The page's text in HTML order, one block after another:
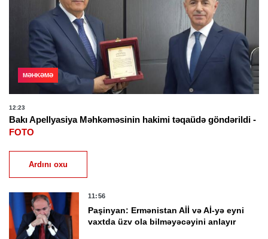
MƏHKƏMƏ
12:23
Bakı Apellyasiya Məhkəməsinin hakimi təqaüdə göndərildi -
FOTO
Ardını oxu
11:56
Paşinyan: Ermənistan Aİİ və Aİ-yə eyni
vaxtda üzv ola bilməyəcəyini anlayır